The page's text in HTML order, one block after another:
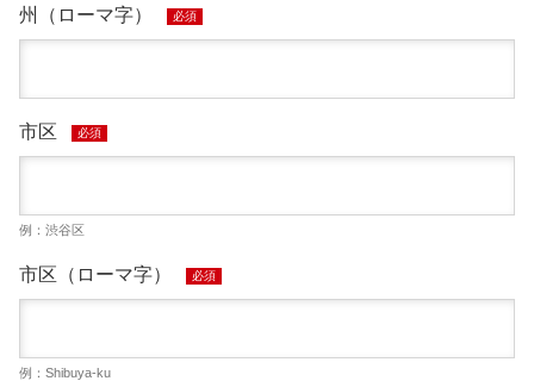
州（ローマ字） 必須
市区 必須
例：渋谷区
市区（ローマ字） 必須
例：Shibuya-ku